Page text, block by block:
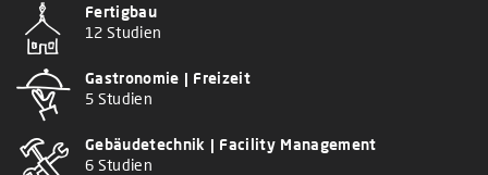
Fertigbau
12 Studien
Gastronomie | Freizeit
5 Studien
Gebäudetechnik | Facility Management
6 Studien